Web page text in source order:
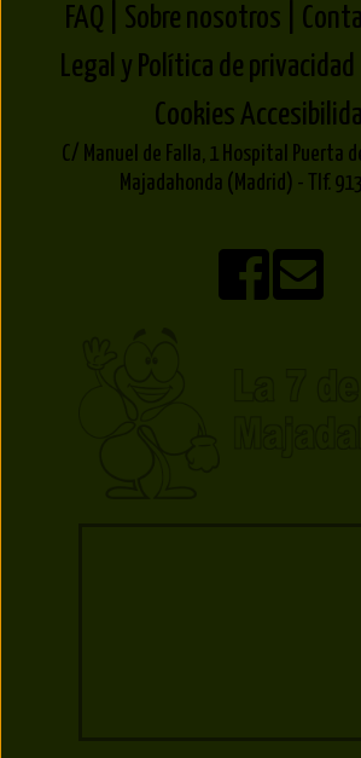
FAQ | Sobre nosotros |
Legal y Política de privacidad |
Cookies
C/ Manuel de Falla, 1 Hospital Puerta
Majadahonda (Madrid) - Tlf.